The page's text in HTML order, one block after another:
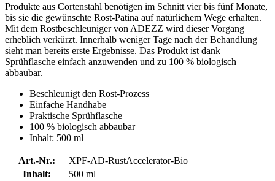
Produkte aus Cortenstahl benötigen im Schnitt vier bis fünf Monate,
bis sie die gewünschte Rost-Patina auf natürlichem Wege erhalten.
Mit dem Rostbeschleuniger von ADEZZ wird dieser Vorgang
erheblich verkürzt. Innerhalb weniger Tage nach der Behandlung
sieht man bereits erste Ergebnisse. Das Produkt ist dank
Sprühflasche einfach anzuwenden und zu 100 % biologisch
abbaubar.
Beschleunigt den Rost-Prozess
Einfache Handhabe
Praktische Sprühflasche
100 % biologisch abbaubar
Inhalt: 500 ml
Art.-Nr.:
XPF-AD-RustAccelerator-Bio
Inhalt:
500 ml